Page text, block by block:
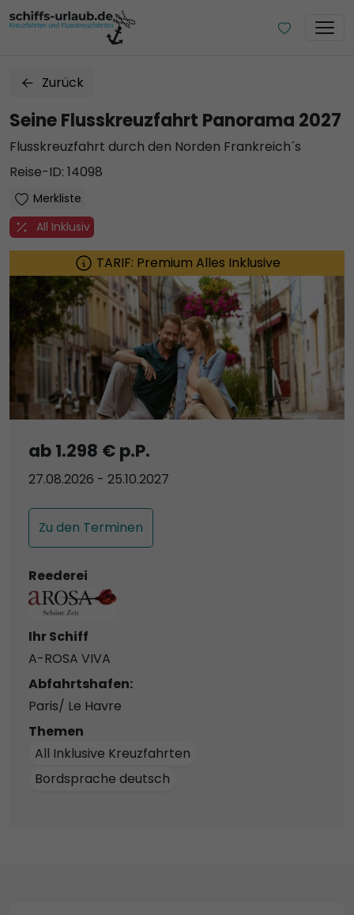
Zurück
Seine Flusskreuzfahrt Panorama 2027
Flusskreuzfahrt durch den Norden Frankreich´s
Reise-ID: 14098
Merkliste
All Inklusiv
TARIF: Premium Alles Inklusive
ab 1.298 € p.P.
27.08.2026 - 25.10.2027
Zu den Terminen
Reederei
Ihr Schiff
A-ROSA VIVA
Abfahrtshafen:
Paris/ Le Havre
Themen
All Inklusive Kreuzfahrten
Bordsprache deutsch